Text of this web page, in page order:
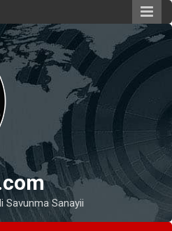
Savunma Sanayii